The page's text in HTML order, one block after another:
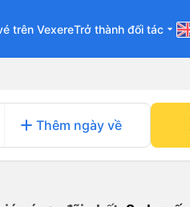
trên VexereTrở thành đối tác arrow_drop_down
add Thêm ngày về